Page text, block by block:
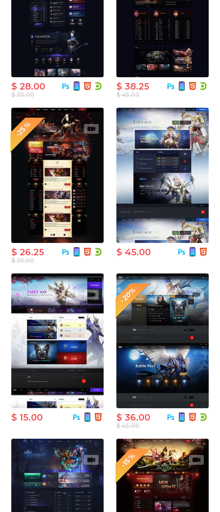
$ 35.00
$ 28.00
$ 45.00
$ 38.25
-25%
$ 35.00
$ 26.25 $ 45.00
$ 15.00
-20%
$ 45.00
$ 36.00
-15%